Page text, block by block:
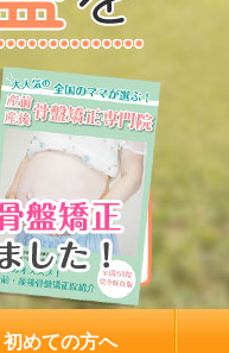
初めての方へ